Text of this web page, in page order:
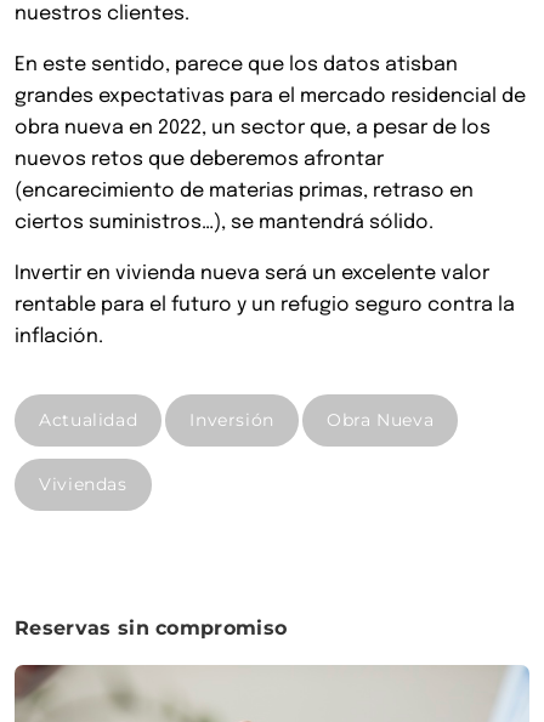
nuestros clientes.
En este sentido, parece que los datos atisban
grandes expectativas para el mercado residencial de
obra nueva en 2022, un sector que, a pesar de los
nuevos retos que deberemos afrontar
(encarecimiento de materias primas, retraso en
ciertos suministros…), se mantendrá sólido.
Invertir en vivienda nueva será un excelente valor
rentable para el futuro y un refugio seguro contra la
inflación.
Actualidad Inversión Obra Nueva
Viviendas
Reservas sin compromiso